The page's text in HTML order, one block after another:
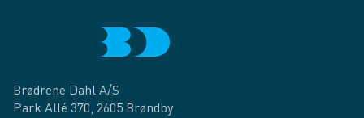
Brødrene Dahl A/S
Park Allé 370, 2605 Brøndby